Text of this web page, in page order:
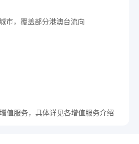
市，覆盖部分港澳台流向
值服务，具体详见各增值服务介绍